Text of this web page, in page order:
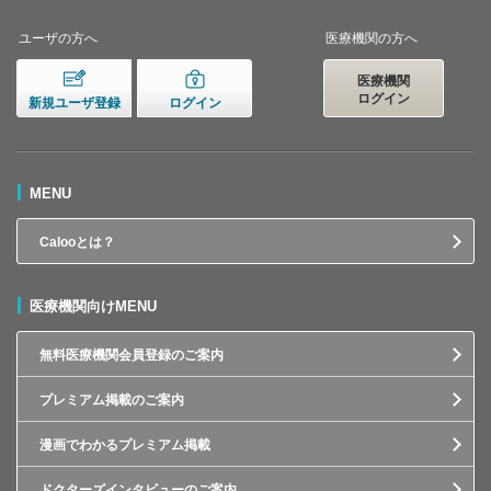
ユーザの方へ
新規ユーザ登録 ログイン
医療機関の方へ
医療機関
ログイン
MENU
Calooとは？
医療機関向けMENU
無料医療機関会員登録のご案内
プレミアム掲載のご案内
漫画でわかるプレミアム掲載